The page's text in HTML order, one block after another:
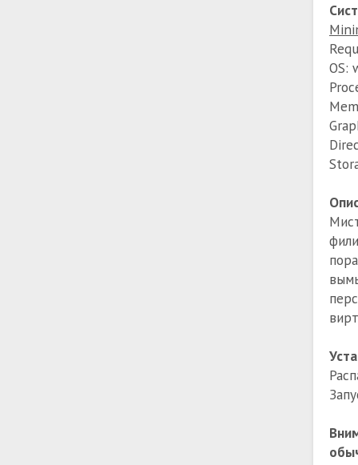
OS: